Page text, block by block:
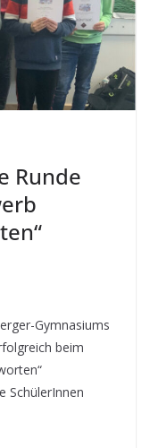
Runde
Gymnasiums
beim
SchülerInnen